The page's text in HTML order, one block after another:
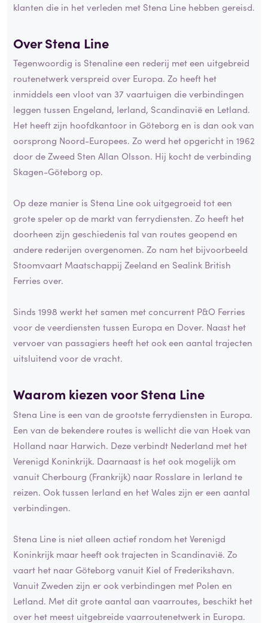
klanten die in het verleden met Stena Line hebben gereisd.
Over Stena Line
Tegenwoordig is Stenaline een rederij met een uitgebreid
routenetwerk verspreid over Europa. Zo heeft het
inmiddels een vloot van 37 vaartuigen die verbindingen
leggen tussen Engeland, Ierland, Scandinavië en Letland.
Het heeft zijn hoofdkantoor in Göteborg en is dan ook van
oorsprong Noord-Europees. Zo werd het opgericht in 1962
door de Zweed Sten Allan Olsson. Hij kocht de verbinding
Skagen-Göteborg op.
Op deze manier is Stena Line ook uitgegroeid tot een
grote speler op de markt van ferrydiensten. Zo heeft het
doorheen zijn geschiedenis tal van routes geopend en
andere rederijen overgenomen. Zo nam het bijvoorbeeld
Stoomvaart Maatschappij Zeeland en Sealink British
Ferries over.
Sinds 1998 werkt het samen met concurrent P&O Ferries
voor de veerdiensten tussen Europa en Dover. Naast het
vervoer van passagiers heeft het ook een aantal trajecten
uitsluitend voor de vracht.
Waarom kiezen voor Stena Line
Stena Line is een van de grootste ferrydiensten in Europa.
Een van de bekendere routes is wellicht die van Hoek van
Holland naar Harwich. Deze verbindt Nederland met het
Verenigd Koninkrijk. Daarnaast is het ook mogelijk om
vanuit Cherbourg (Frankrijk) naar Rosslare in Ierland te
reizen. Ook tussen Ierland en het Wales zijn er een aantal
verbindingen.
Stena Line is niet alleen actief rondom het Verenigd
Koninkrijk maar heeft ook trajecten in Scandinavië. Zo
vaart het naar Göteborg vanuit Kiel of Frederikshavn.
Vanuit Zweden zijn er ook verbindingen met Polen en
Letland. Met dit grote aantal aan vaarroutes, beschikt het
over het meest uitgebreide vaarroutenetwerk in Europa.